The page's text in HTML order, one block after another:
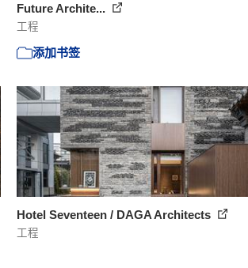
Future Archite...
工程
添加书签
Hotel Seventeen / DAGA Architects
工程